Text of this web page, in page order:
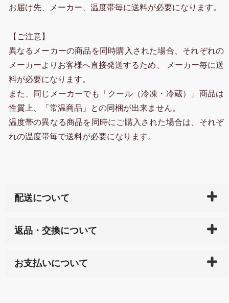
お届け先、メーカー、温度帯毎に送料が必要になります。
【ご注意】
異なるメーカーの商品を同時購入された場合、それぞれの
メーカーよりお客様へ直接発送するため、 メーカー毎に送
料が必要になります。
また、同じメーカーでも「クール（冷凍・冷蔵）」商品は
性質上、「常温商品」との同梱が出来ません。
温度帯の異なる商品を同時にご購入された場合は、それぞ
れの温度帯毎で送料が必要になります。
配送について
天ペイ」の方はご注文受付後）、 長崎県下全域に点在
サイト内で購入された商品の送料は、こちらの
全国送
返品・交換について
または配送途中の 事故などで不都合が生じている場合
お支払いについて